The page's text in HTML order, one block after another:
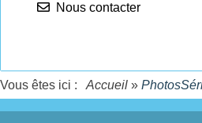
Nous contacter
Vous êtes ici : Accueil »